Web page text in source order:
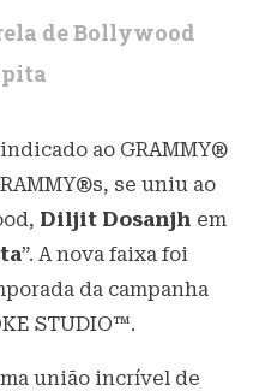
de Bollywood
ao GRAMMY®
se uniu ao
Diljit Dosanjh em
”. A nova faixa foi
da campanha
STUDIO™.
união incrível de